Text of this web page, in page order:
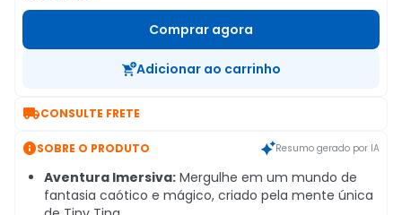
Comprar agora
Adicionar ao carrinho
CONSULTE FRETE
SOBRE O PRODUTO Resumo gerado por IA
Aventura Imersiva: Mergulhe em um mundo de
fantasia caótico e mágico, criado pela mente única